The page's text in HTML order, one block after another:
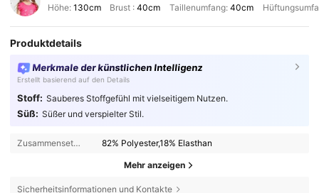
Höhe: 130cm Brust :40cm Taillenumfang: 40cm
Produktdetails
Merkmale der künstlichen Intelligenz
Erstellt basierend auf den Details
Stoff: Sauberes Stoffgefühl mit vielseitigem Nutzen.
Süß: Süßer und verspielter Stil.
Zusammensetzung: 82% Polyester,18% Elasthan
Mehr anzeigen
Sicherheitsinformationen und Kontakte